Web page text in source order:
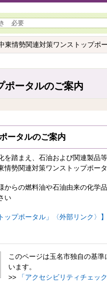
東情勢関連対策ワンストップポ
ポータルのご案内
ータルのご案内
踏まえ、石油および関連製品
勢関連対策ワンストップポー
からの燃料油や石油由来の化学
い
ップポータル」〈外部リンク〉】
このページは玉名市独自の基
います。
>>
「アクセシビリティチェッ